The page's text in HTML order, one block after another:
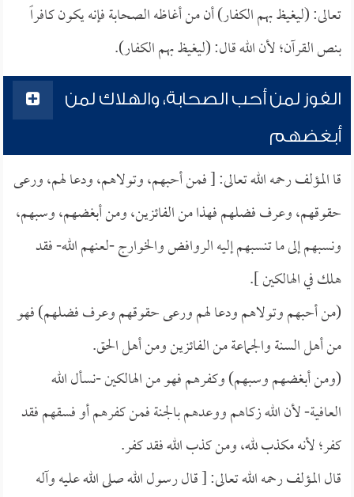
تعالى: (ليغيظ بهم الكفار) أن من أغاظه الصحابة فإنه يكون كافراً
بنص القرآن؛ لأن الله قال: (ليغيظ بهم الكفار).
الفوز لمن أحب الصحابة، والهلاك لمن
أبغضهم
قا المؤلف رحمه الله تعالى: [ فمن أحبهم، وتولاهم، ودعا لهم، ورعى
حقوقهم، وعرف فضلهم فهذا من الفائزين، ومن أبغضهم، وسبهم،
ونسبهم إلى ما تنسبهم إليه الروافض والخوارج -لعنهم الله- فقد
هلك في الهالكين ].
(من أحبهم وتولاهم ودعا لهم ورعى حقوقهم وعرف فضلهم) فهو
من أهل السنة والجماعة من الفائزين ومن أهل الحق.
(ومن أبغضهم وسبهم) وكفرهم فهو من الهالكين -نسأل الله
العافية- لأن الله زكاهم ووعدهم بالجنة فمن كفرهم أو فسقهم فقد
كفر؛ لأنه مكذب لله، ومن كذب الله فقد كفر.
قال المؤلف رحمه الله تعالى: [ قال رسول الله صلى الله عليه وآله